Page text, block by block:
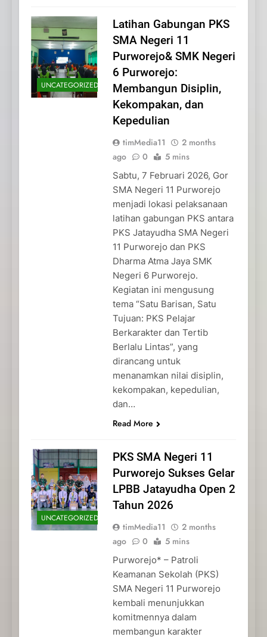
UNCATEGORIZED
Latihan Gabungan PKS
SMA Negeri 11
Purworejo& SMK Negeri
6 Purworejo:
Membangun Disiplin,
Kekompakan, dan
Kepedulian
timMedia11
2 months
ago
0 5 mins
Sabtu, 7 Februari 2026, Gor
SMA Negeri 11 Purworejo
menjadi lokasi pelaksanaan
latihan gabungan PKS antara
PKS Jatayudha SMA Negeri
11 Purworejo dan PKS
Dharma Atma Jaya SMK
Negeri 6 Purworejo.
Kegiatan ini mengusung
tema “Satu Barisan, Satu
Tujuan: PKS Pelajar
Berkarakter dan Tertib
Berlalu Lintas”, yang
dirancang untuk
menanamkan nilai disiplin,
kekompakan, kepedulian,
dan…
Read More
UNCATEGORIZED
PKS SMA Negeri 11
Purworejo Sukses Gelar
LPBB Jatayudha Open 2
Tahun 2026
timMedia11
2 months
ago
0 5 mins
Purworejo* – Patroli
Keamanan Sekolah (PKS)
SMA Negeri 11 Purworejo
kembali menunjukkan
komitmennya dalam
membangun karakter